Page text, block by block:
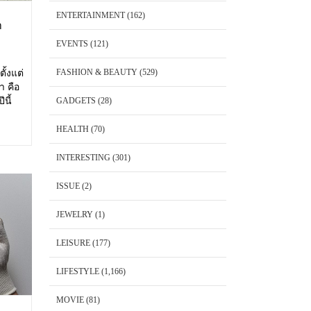
งแต่
คือ
นี้
ENTERTAINMENT(162)
EVENTS (121)
FASHION & BEAUTY (529)
GADGETS (28)
HEALTH (70)
INTERESTING (301)
ISSUE (2)
JEWELRY (1)
LEISURE (177)
LIFESTYLE (1,166)
MOVIE (81)